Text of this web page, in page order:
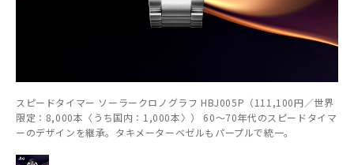
スピードタイマー ソーラークロノグラフ HBJ005P（111,100円／世界
限定：8,000本〈うち国内：1,000本〉） 60～70年代のスピードタイマ
ーのデザインを継承。タキメーターベゼルもパープルで統一。